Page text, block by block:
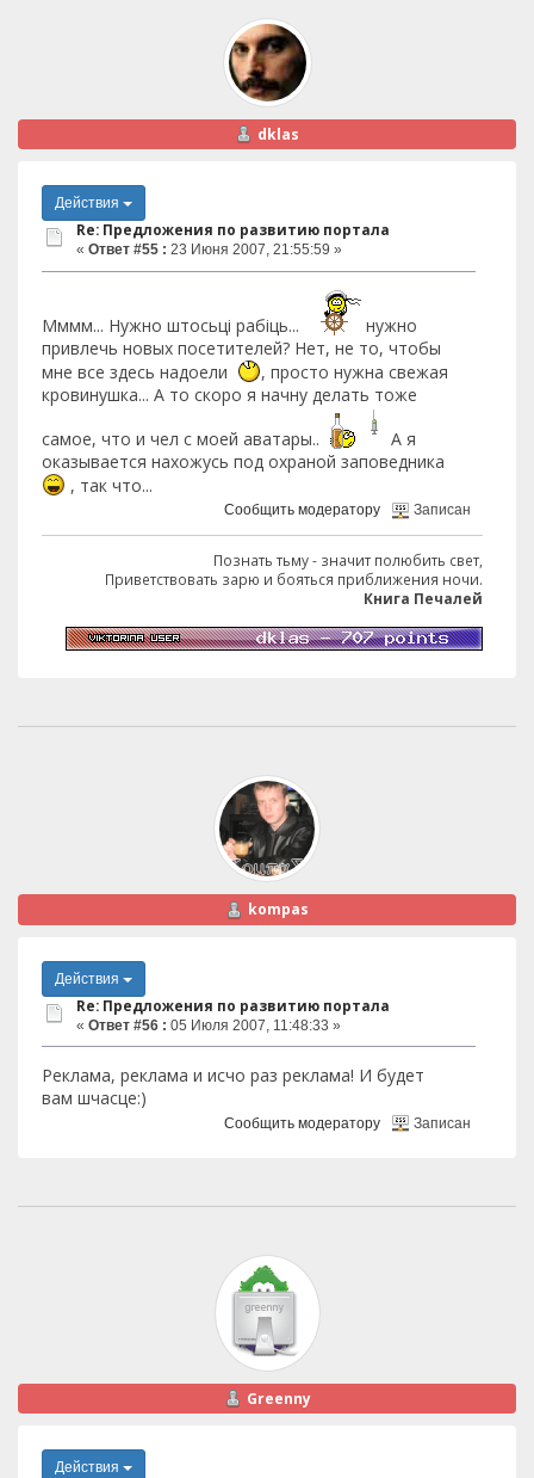
dklas
Действия
Re: Предложения по развитию портала
« Ответ #55 : 23 Июня 2007, 21:55:59 »
Мммм... Нужно штосьцi рабiць...
нужно
привлечь новых посетителей? Нет, не то, чтобы
мне все здесь надоели
, просто нужна свежая
кровинушка... А то скоро я начну делать тоже
самое, что и чел с моей аватары..
А я
оказывается нахожусь под охраной заповедника
, так что...
Сообщить модератору Записан
Познать тьму - значит полюбить свет,
Приветствовать зарю и бояться приближения ночи.
Книга Печалей
kompas
Действия
Re: Предложения по развитию портала
« Ответ #56 : 05 Июля 2007, 11:48:33 »
Реклама, реклама и исчо раз реклама! И будет
вам шчасце:)
Сообщить модератору Записан
Greenny
Действия